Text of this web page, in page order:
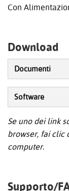
Con
Download
Documenti
Software
Se uno dei link
browser, fai clic
computer.
Supporto/